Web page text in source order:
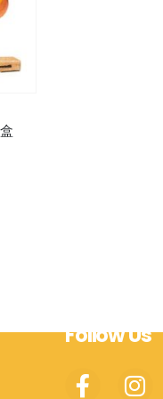
Follow Us